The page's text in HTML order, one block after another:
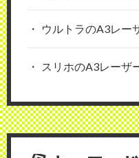
ウルトラのA3レー
スリホのA3レーザ